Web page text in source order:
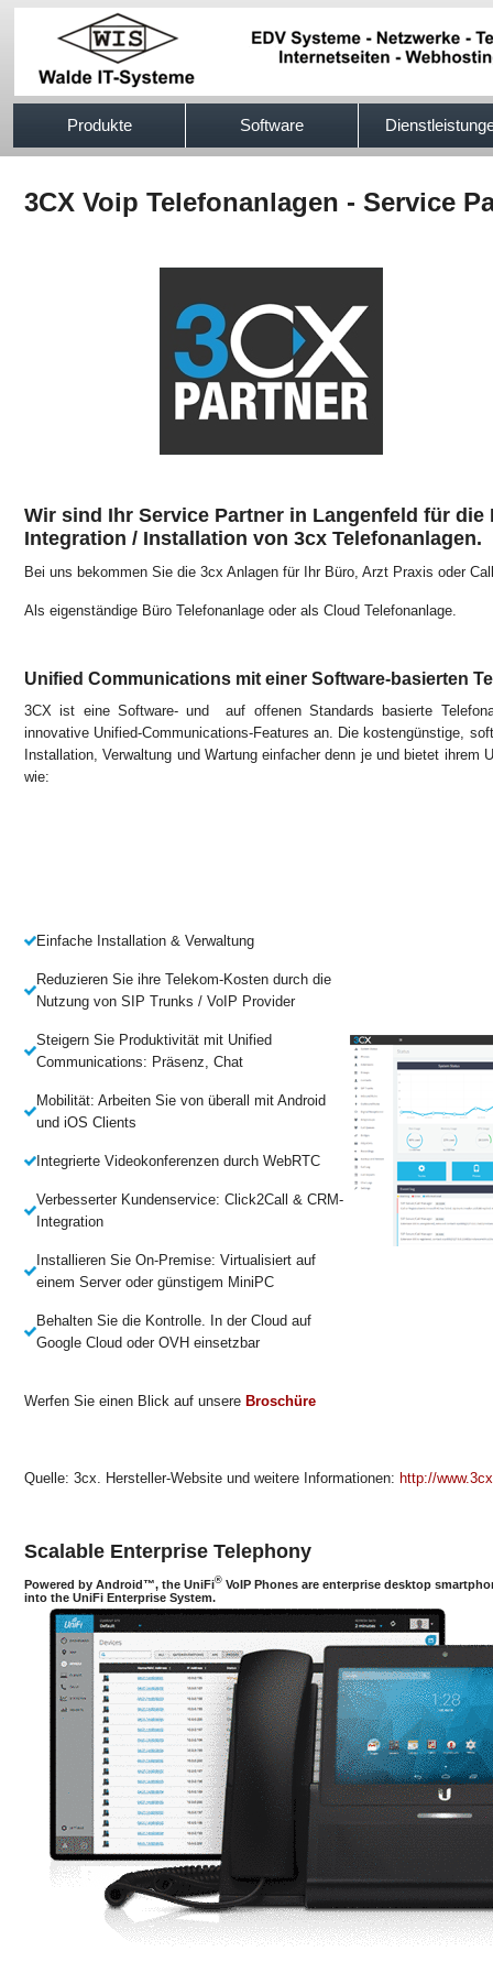
Produkte Software
3CX Voip Telefonanlagen - Service
Wir sind Ihr Service Partner in Langenfeld für
Integration / Installation von 3cx Telefonanlagen.
Bei uns bekommen Sie die 3cx Anlagen für Ihr Büro, Arzt Praxis oder
Als eigenständige Büro Telefonanlage oder als Cloud Telefonanlage.
Unified Communications mit einer Software-basierten
3CX ist eine Software- und auf offenen Standards basierte
innovative Unified-Communications-Features an. Die kostengünstige,
Installation, Verwaltung und Wartung einfacher denn je und bietet ihrem
wie:
Einfache Installation & Verwaltung
Reduzieren Sie ihre Telekom-Kosten durch die
Nutzung von SIP Trunks / VoIP Provider
Steigern Sie Produktivität mit Unified
Communications: Präsenz, Chat
Mobilität: Arbeiten Sie von überall mit Android
und iOS Clients
Integrierte Videokonferenzen durch WebRTC
Verbesserter Kundenservice: Click2Call & CRM-
Integration
Installieren Sie On-Premise: Virtualisiert auf
einem Server oder günstigem MiniPC
Behalten Sie die Kontrolle. In der Cloud auf
Google Cloud oder OVH einsetzbar
Werfen Sie einen Blick auf unsere Broschüre
Quelle: 3cx. Hersteller-Website und weitere Informationen: http://
Scalable Enterprise Telephony
Powered by Android™, the UniFi® VoIP Phones are enterprise desktop
into the UniFi Enterprise System.